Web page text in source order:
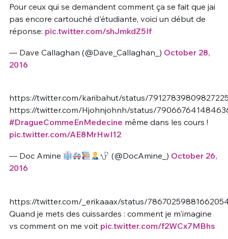
Pour ceux qui se demandent comment ça se fait que jai
pas encore cartouché d'étudiante, voici un début de
réponse: pic.twitter.com/shJmkdZ5If
— Dave Callaghan (@Dave_Callaghan_) October 28,
2016
https://twitter.com/karibahut/status/
https://twitter.com/Hjohnjohnh/status/
#DragueCommeEnMedecine même dans les cours !
pic.twitter.com/AE8MrHwI12
— Doc Amine (@DocAmine_) October 26,
2016
https://twitter.com/_erikaaax/status/
Quand je mets des cuissardes : comment je m'imagine
vs comment on me voit pic.twitter.com/f2WCx7MBhs